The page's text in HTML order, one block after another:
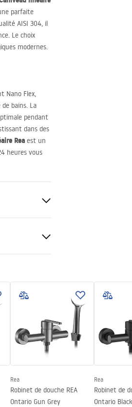
parfaite
AISI 304, il
Le choix
modernes.
Nano Flex,
bains. La
pendant
dans des
Rea est un
heures vous
24 mois
Rea
Robinet de douche REA
Ontario Gun Grey
Rea
Robinet de
Ontario Black